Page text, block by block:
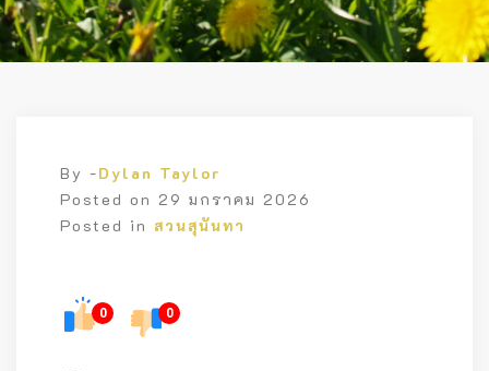
By -Dylan Taylor
Posted on 29 มกราคม 2026
Posted in สวนสุนันทา
0 0